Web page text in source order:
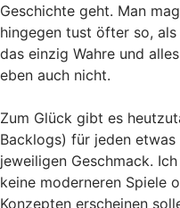
Geschichte geht. Man
hingegen tust öfter so,
das einzig Wahre und
eben auch nicht.
Zum Glück gibt es
Backlogs) für jeden
jeweiligen Geschmack.
keine moderneren Spiele
Konzepten erscheinen